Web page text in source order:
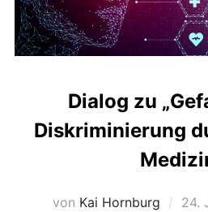
Dialog zu
Diskriminierung
von Kai Hornburg 24.